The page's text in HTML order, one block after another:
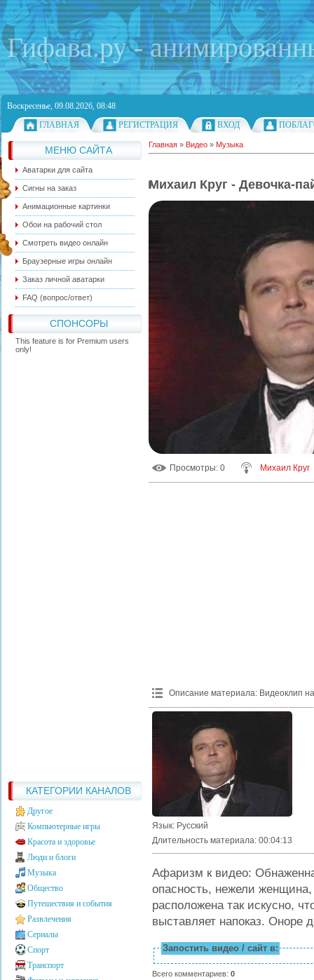
Гифава.ру -
Воскресенье, 09.08.2026, 08:48
ГЛАВНАЯ
РЕГИСТРАЦИЯ ВХОД
МЕНЮ САЙТА
Аватарки для сайта
Сигны на заказ
Анимационные картинки
Обои на рабочий стол
Смотреть видео онлайн
Браузерные игры онлайн
Заказ личной аватарки
FAQ (вопрос/ответ)
СПОНСОРЫ
This feature is for Premium users
only!
КАТЕГОРИИ КАНАЛОВ
Другое
Компьютерные игры
Красота и здоровье
Люди и блоги
Музыка
Общество
Путешествия и события
Развлечения
Сериалы
Спорт
Транспорт
Главная » Видео » Музыка
Михаил Круг - Девочка-
Просмотры: 0 Михаил Круг
Описание материала: Видеоклип
Язык: Русский
Длительность материала: 00:04:13
Афаризм к видео:
опасность, нежели
расположена так искусно,
выставляет напоказ. Оноре
Запостить видео / сайт в:
Всего комментариев: 0